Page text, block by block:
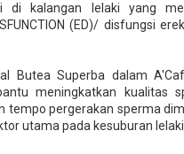
di kalangan lelaki yang
(ED)/ disfungsi
Butea Superba dalam
meningkatkan kualitas
tempo pergerakan sperma
utama pada kesuburan